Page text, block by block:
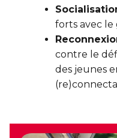
forts avec
contre le
des jeunes